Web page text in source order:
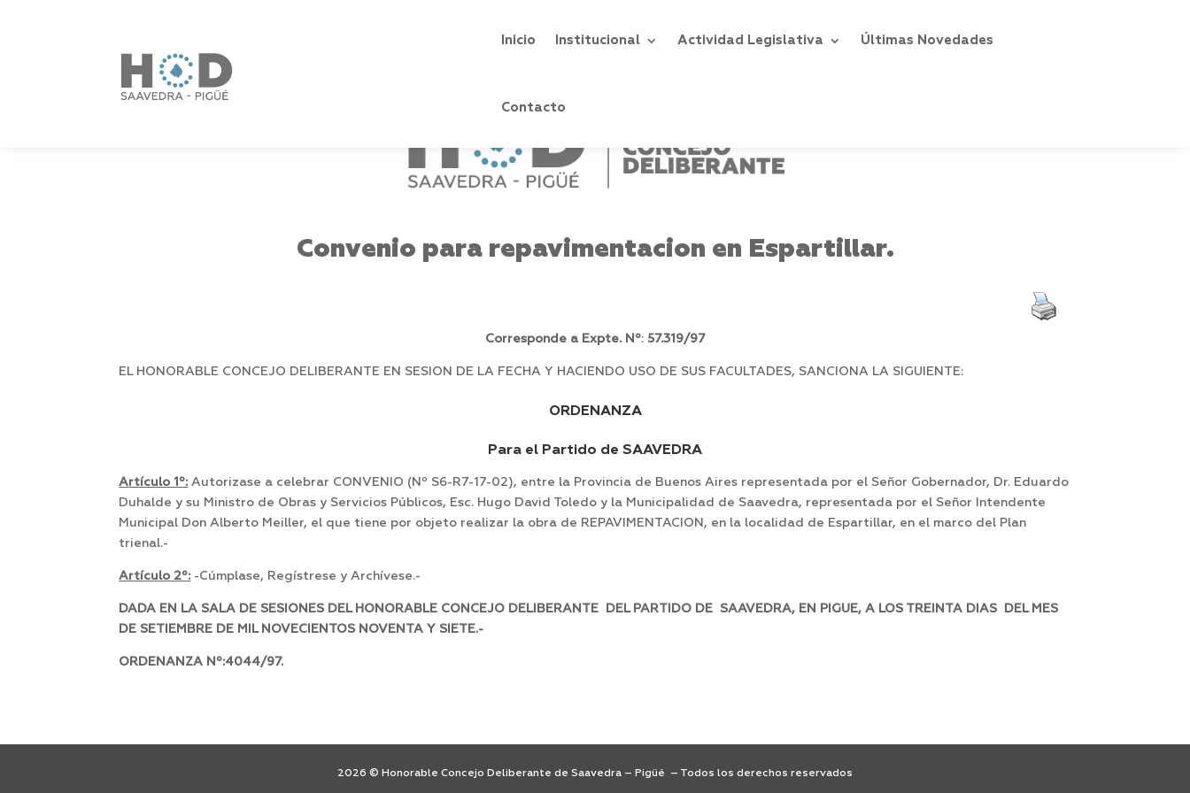
Inicio Institucional Actividad Legislativa Últimas Novedades
Contacto
Convenio para repavimentacion en Espartillar.
Corresponde a Expte. Nº: 57.319/97
EL HONORABLE CONCEJO DELIBERANTE EN SESION DE LA FECHA Y HACIENDO USO DE SUS FACULTADES, SANCIONA LA SIGUIENTE:
ORDENANZA
Para el Partido de SAAVEDRA
Artículo 1º: Autorizase a celebrar CONVENIO (Nº S6-R7-17-02), entre la Provincia de Buenos Aires representada por el Señor Gobernador, Dr. Eduardo
Duhalde y su Ministro de Obras y Servicios Públicos, Esc. Hugo David Toledo y la Municipalidad de Saavedra, representada por el Señor Intendente
Municipal Don Alberto Meiller, el que tiene por objeto realizar la obra de REPAVIMENTACION, en la localidad de Espartillar, en el marco del Plan
trienal.-
Artículo 2º: -Cúmplase, Regístrese y Archívese.-
DADA EN LA SALA DE SESIONES DEL HONORABLE CONCEJO DELIBERANTE DEL PARTIDO DE SAAVEDRA, EN PIGUE, A LOS TREINTA DIAS DEL MES
DE SETIEMBRE DE MIL NOVECIENTOS NOVENTA Y SIETE.-
ORDENANZA Nº:4044/97.
2026 © Honorable Concejo Deliberante de Saavedra – Pigüé – Todos los derechos reservados